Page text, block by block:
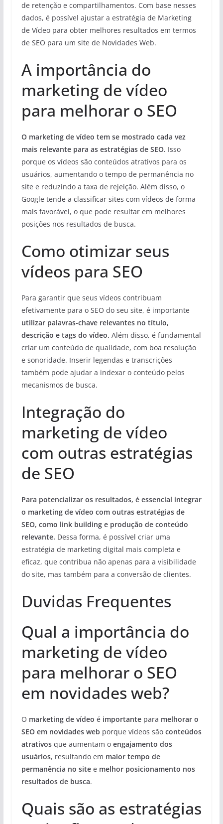
de retenção e compartilhamentos. Com base nesses
dados, é possível ajustar a estratégia de Marketing
de Vídeo para obter melhores resultados em termos
de SEO para um site de Novidades Web.
A importância do
marketing de vídeo
para melhorar o SEO
O marketing de vídeo tem se mostrado cada vez
mais relevante para as estratégias de SEO. Isso
porque os vídeos são conteúdos atrativos para os
usuários, aumentando o tempo de permanência no
site e reduzindo a taxa de rejeição. Além disso, o
Google tende a classificar sites com vídeos de forma
mais favorável, o que pode resultar em melhores
posições nos resultados de busca.
Como otimizar seus
vídeos para SEO
Para garantir que seus vídeos contribuam
efetivamente para o SEO do seu site, é importante
utilizar palavras-chave relevantes no título,
descrição e tags do vídeo. Além disso, é fundamental
criar um conteúdo de qualidade, com boa resolução
e sonoridade. Inserir legendas e transcrições
também pode ajudar a indexar o conteúdo pelos
mecanismos de busca.
Integração do
marketing de vídeo
com outras estratégias
de SEO
Para potencializar os resultados, é essencial integrar
o marketing de vídeo com outras estratégias de
SEO, como link building e produção de conteúdo
relevante. Dessa forma, é possível criar uma
estratégia de marketing digital mais completa e
eficaz, que contribua não apenas para a visibilidade
do site, mas também para a conversão de clientes.
Duvidas Frequentes
Qual a importância do
marketing de vídeo
para melhorar o SEO
em novidades web?
O marketing de vídeo é importantepara melhorar o
SEO em novidades web porque vídeos são conteúdos
atrativosque aumentam o engajamento dos
usuários, resultando em maior tempo de
permanência no sitee melhor posicionamento nos
resultados de busca.
Quais são as estratégias